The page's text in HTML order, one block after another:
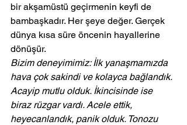
bir akşamüstü geçirmenin keyfi de
bambaşkadır. Her şeye değer. Gerçek
dünya kısa süre öncenin hayallerine
dönüşür.
Bizim deneyimimiz: İlk yanaşmamızda
hava çok sakindi ve kolayca bağlandık.
Acayip mutlu olduk. İkincisinde ise
biraz rüzgar vardı. Acele ettik,
heyecanlandık, panik olduk. Tonozu